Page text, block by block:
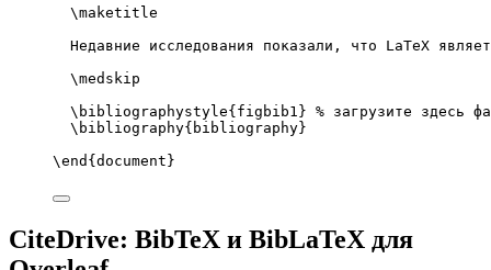
\maketitle
Недавние исследования показали, что LaTeX
\medskip
\bibliographystyle{figbib1} % загрузите здесь
\bibliography{bibliography}
\end { document }
CiteDrive: BibTeX и BibLaTeX для